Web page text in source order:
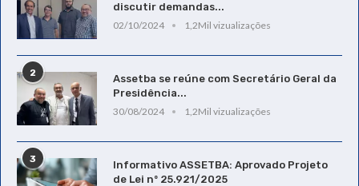
discutir demandas...
02/10/2024
1,2Mil vizualizações
2
Assetba se reúne com Secretário Geral da
Presidência...
30/08/2024
1,2Mil vizualizações
3
Informativo ASSETBA: Aprovado Projeto
de Lei nº 25.921/2025